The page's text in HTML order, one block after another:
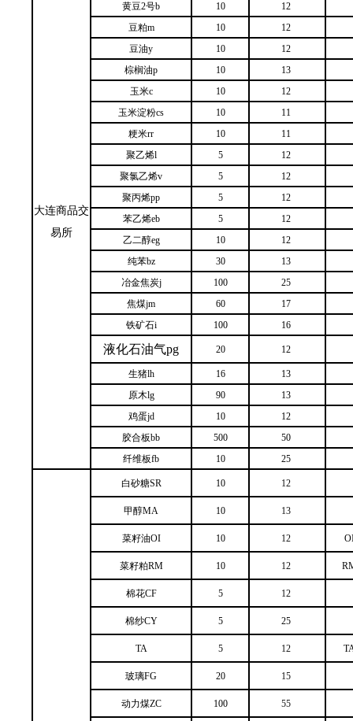
大连商品交
易所
黄豆2号b
10
12
豆粕m
10
12
豆油y
10
12
棕榈油p
10
13
玉米c
10
12
玉米淀粉cs
10
11
粳米rr
10
11
聚乙烯l
5
12
聚氯乙烯v
5
12
聚丙烯pp
5
12
苯乙烯eb
5
12
乙二醇eg
10
12
纯苯bz
30
13
冶金焦炭j
100
25
焦煤jm
60
17
铁矿石i
100 16
液化石油气pg 20 12
生猪lh 16
13
原木lg
90
13
鸡蛋jd
10
12
胶合板bb
500
50
纤维板fb
10 25
白砂糖SR 10 12
甲醇MA 10 13
菜籽油OI 10 12
菜籽粕RM 10 12
棉花CF 5 12
棉纱CY 5 25
TA 5 12
玻璃FG 20 15
动力煤ZC 100 55